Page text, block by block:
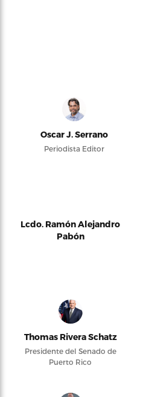
Oscar J. Serrano
Periodista Editor
Lcdo. Ramón Alejandro
Pabón
Thomas Rivera Schatz
Presidente del Senado de
Puerto Rico